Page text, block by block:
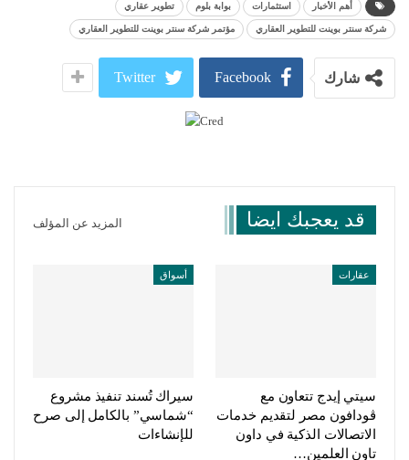
أهم الأخبار استثمارات بوابة بلوم تطوير عقاري
شركة سنتر بوينت للتطوير العقاري مؤتمر شركة سنتر بوينت للتطوير العقاري
شارك Facebook
Twitter
قد يعجبك ايضا المزيد عن المؤلف
عقارات
سيتي إيدج تتعاون مع
ڤودافون مصر لتقديم خدمات
الاتصالات الذكية في داون
تاون العلمين…
أسواق
سيراك تُسند تنفيذ مشروع
“شماسي” بالكامل إلى صرح
للإنشاءات